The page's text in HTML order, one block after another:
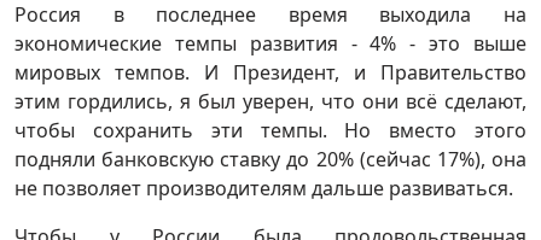
Россия в последнее время выходила на
экономические темпы развития - 4% - это выше
мировых темпов. И Президент, и Правительство
этим гордились, я был уверен, что они всё сделают,
чтобы сохранить эти темпы. Но вместо этого
подняли банковскую ставку до 20% (сейчас 17%), она
не позволяет производителям дальше развиваться.